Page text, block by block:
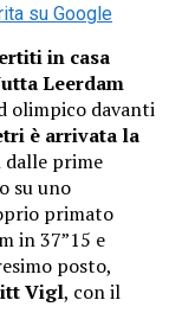
su Google
in casa
Leerdam
olimpico davanti
è arrivata la
dalle prime
su uno
primato
in 37”15 e
posto,
Vigl, con il